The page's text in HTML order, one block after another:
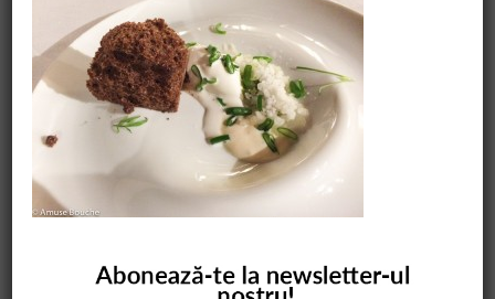
COMANDĂ CARTEA NOASTRĂ